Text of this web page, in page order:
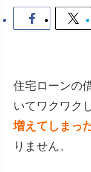
住宅ローンの
いてワクワク
増えてしまっ
りません。